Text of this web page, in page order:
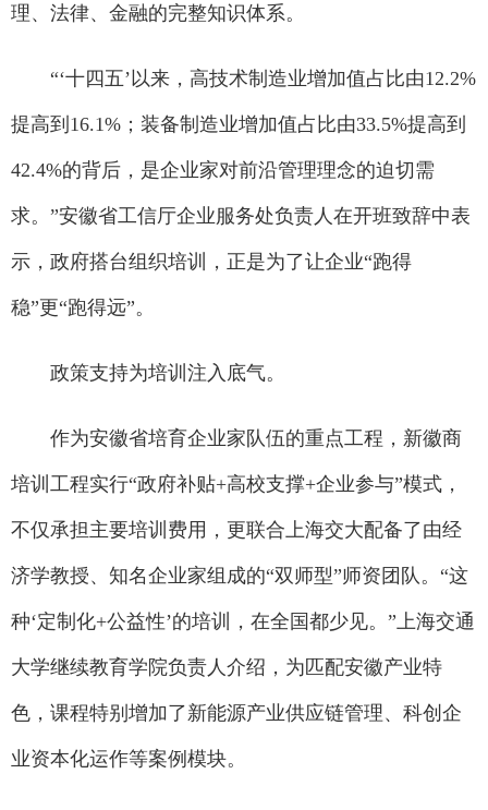
理、法律、金融的完整知识体系。
“‘十四五’以来，高技术制造业增加值占比由12.2%
提高到16.1%；装备制造业增加值占比由33.5%提高到
42.4%的背后，是企业家对前沿管理理念的迫切需
求。”安徽省工信厅企业服务处负责人在开班致辞中表
示，政府搭台组织培训，正是为了让企业“跑得
稳”更“跑得远”。
政策支持为培训注入底气。
作为安徽省培育企业家队伍的重点工程，新徽商
培训工程实行“政府补贴+高校支撑+企业参与”模式，
不仅承担主要培训费用，更联合上海交大配备了由经
济学教授、知名企业家组成的“双师型”师资团队。“这
种‘定制化+公益性’的培训，在全国都少见。”上海交通
大学继续教育学院负责人介绍，为匹配安徽产业特
色，课程特别增加了新能源产业供应链管理、科创企
业资本化运作等案例模块。